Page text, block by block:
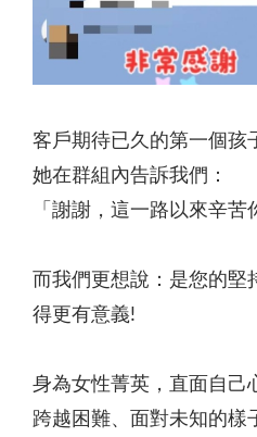
客戶期待已久的第一個孩
她在群組內告訴我們：
「謝謝，這一路以來辛苦
而我們更想說：是您的堅
得更有意義!
身為女性菁英，直面自己
跨越困難、面對未知的樣